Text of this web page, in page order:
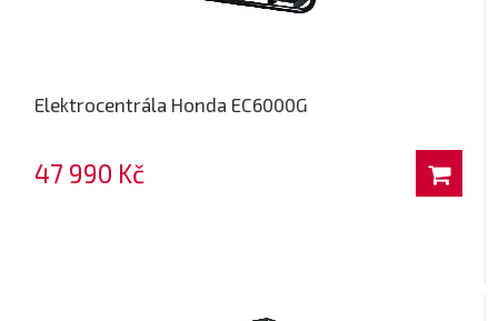
Elektrocentrála Honda EC6000G
47 990 Kč